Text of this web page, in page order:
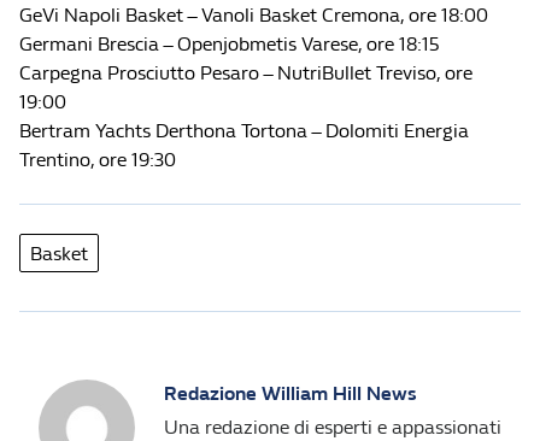
GeVi Napoli Basket – Vanoli Basket Cremona, ore 18:00
Germani Brescia – Openjobmetis Varese, ore 18:15
Carpegna Prosciutto Pesaro – NutriBullet Treviso, ore
19:00
Bertram Yachts Derthona Tortona – Dolomiti Energia
Trentino, ore 19:30
Basket
Redazione William Hill News
Una redazione di esperti e appassionati